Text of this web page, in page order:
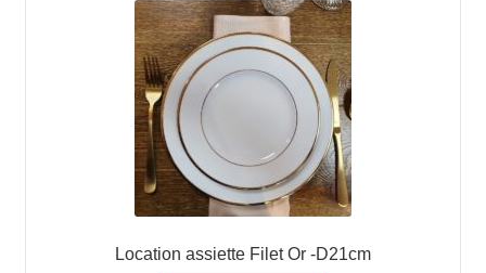
Location assiette Filet Or -D21cm